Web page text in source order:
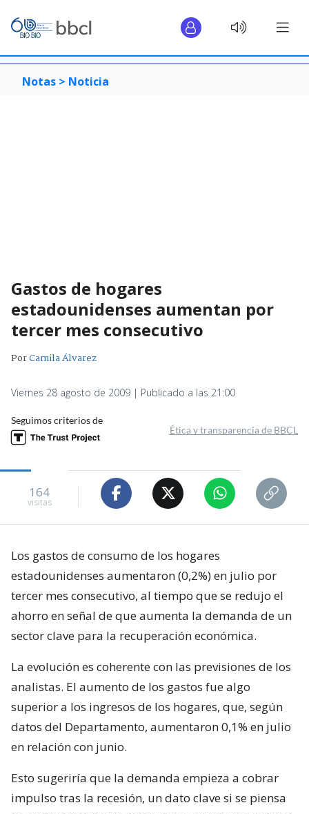
Notas > Noticia
Gastos de hogares
estadounidenses aumentan por
tercer mes consecutivo
PorCamila Álvarez
Viernes 28 agosto de 2009 | Publicado a las 21:00
Seguimos criterios de
Ética y transparencia de BBCL
164
visitas
Los gastos de consumo de los hogares
estadounidenses aumentaron (0,2%) en julio por
tercer mes consecutivo, al tiempo que se redujo el
ahorro en señal de que aumenta la demanda de un
sector clave para la recuperación económica.
La evolución es coherente con las previsiones de los
analistas. El aumento de los gastos fue algo
superior a los ingresos de los hogares, que, según
datos del Departamento, aumentaron 0,1% en julio
en relación con junio.
Esto sugeriría que la demanda empieza a cobrar
impulso tras la recesión, un dato clave si se piensa